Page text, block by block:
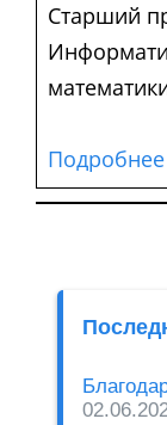
Старший
Подробнее